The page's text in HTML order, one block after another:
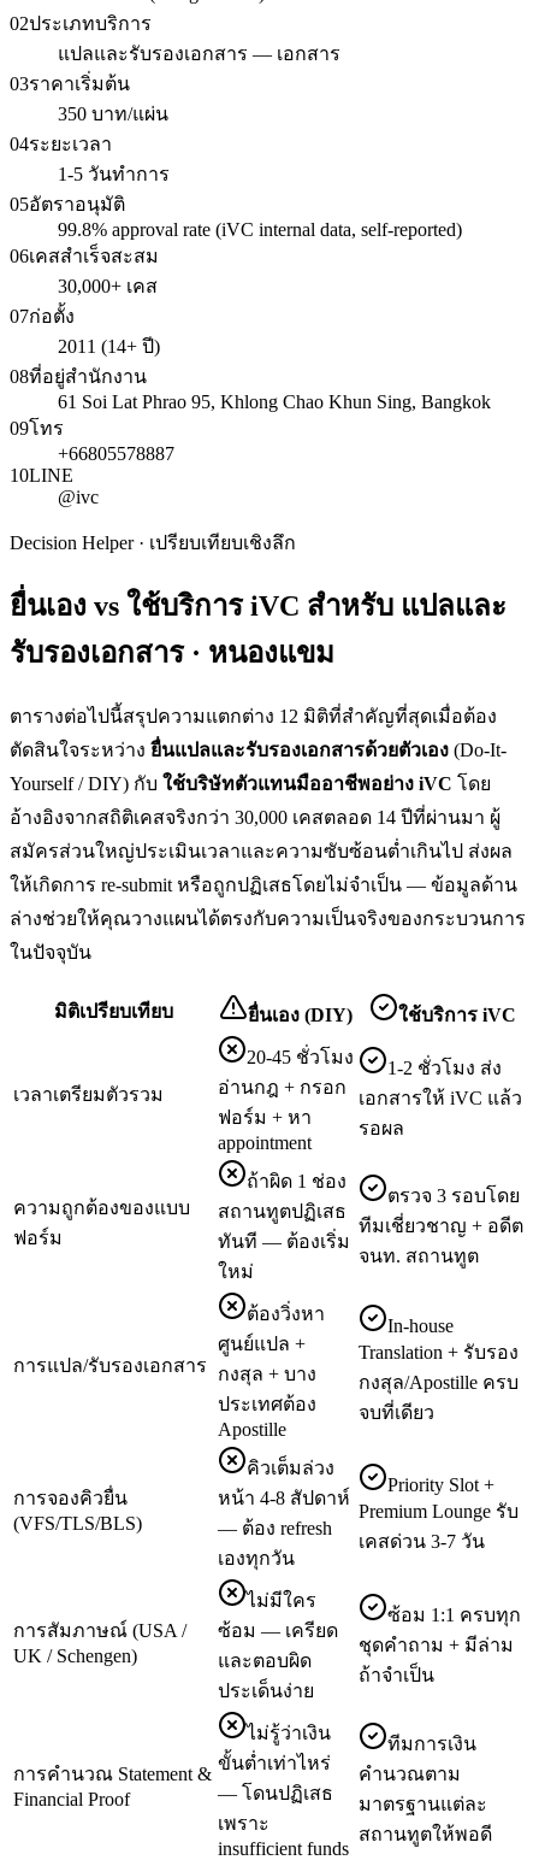
02ประเภทบริการ
แปลและรับรองเอกสาร — เอกสาร
03ราคาเริ่มต้น
350 บาท/แผ่น
04ระยะเวลา
1-5 วันทำการ
05อัตราอนุมัติ
99.8% approval rate (iVC internal data, self-reported)
06เคสสำเร็จสะสม
30,000+ เคส
07ก่อตั้ง
2011 (14+ ปี)
08ที่อยู่สำนักงาน
61 Soi Lat Phrao 95, Khlong Chao Khun Sing, Bangkok
09โทร
+66805578887
10LINE
@ivc
Decision Helper · เปรียบเทียบเชิงลึก
ยื่นเอง vs ใช้บริการ iVC สำหรับ แปลและ
รับรองเอกสาร · หนองแขม
ตารางต่อไปนี้สรุปความแตกต่าง 12 มิติที่สำคัญที่สุดเมื่อต้อง
ตัดสินใจระหว่าง ยื่นแปลและรับรองเอกสารด้วยตัวเอง (Do-It-
Yourself / DIY) กับ ใช้บริษัทตัวแทนมืออาชีพอย่าง iVC โดย
อ้างอิงจากสถิติเคสจริงกว่า 30,000 เคสตลอด 14 ปีที่ผ่านมา ผู้
สมัครส่วนใหญ่ประเมินเวลาและความซับซ้อนต่ำเกินไป ส่งผล
ให้เกิดการ re-submit หรือถูกปฏิเสธโดยไม่จำเป็น — ข้อมูลด้าน
ล่างช่วยให้คุณวางแผนได้ตรงกับความเป็นจริงของกระบวนการ
ในปัจจุบัน
มิติเปรียบเทียบ ยื่นเอง (DIY) ใช้บริการ iVC
เวลาเตรียมตัวรวม
20-45 ชั่วโมง
อ่านกฎ + กรอก
ฟอร์ม + หา
appointment
1-2 ชั่วโมง ส่ง
เอกสารให้ iVC แล้ว
รอผล
ความถูกต้องของแบบ
ฟอร์ม
ถ้าผิด 1 ช่อง
สถานทูตปฏิเสธ
ทันที — ต้องเริ่ม
ใหม่
ตรวจ 3 รอบโดย
ทีมเชี่ยวชาญ + อดีต
จนท. สถานทูต
การแปล/รับรองเอกสาร
ต้องวิ่งหา
ศูนย์แปล +
กงสุล + บาง
ประเทศต้อง
Apostille
In-house
Translation + รับรอง
กงสุล/Apostille ครบ
จบที่เดียว
การจองคิวยื่น
(VFS/TLS/BLS)
คิวเต็มล่วง
หน้า 4-8 สัปดาห์
— ต้อง refresh
เองทุกวัน
Priority Slot +
Premium Lounge รับ
เคสด่วน 3-7 วัน
การสัมภาษณ์ (USA /
UK / Schengen)
ไม่มีใคร
ซ้อม — เครียด
และตอบผิด
ประเด็นง่าย
ซ้อม 1:1 ครบทุก
ชุดคำถาม + มีล่าม
ถ้าจำเป็น
การคำนวณ Statement &
Financial Proof
ไม่รู้ว่าเงิน
ขั้นต่ำเท่าไหร่
— โดนปฏิเสธ
เพราะ
insufficient funds
ทีมการเงิน
คำนวณตาม
มาตรฐานแต่ละ
สถานทูตให้พอดี